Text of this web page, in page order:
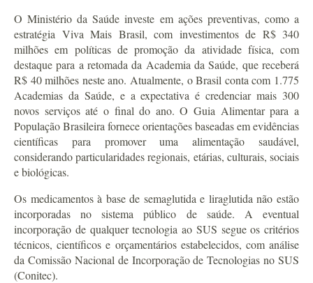
O Ministério da Saúde investe em ações preventivas, como a
estratégia Viva Mais Brasil, com investimentos de R$ 340
milhões em políticas de promoção da atividade física, com
destaque para a retomada da Academia da Saúde, que receberá
R$ 40 milhões neste ano. Atualmente, o Brasil conta com 1.775
Academias da Saúde, e a expectativa é credenciar mais 300
novos serviços até o final do ano. O Guia Alimentar para a
População Brasileira fornece orientações baseadas em evidências
científicas para promover uma alimentação saudável,
considerando particularidades regionais, etárias, culturais, sociais
e biológicas.
Os medicamentos à base de semaglutida e liraglutida não estão
incorporadas no sistema público de saúde. A eventual
incorporação de qualquer tecnologia ao SUS segue os critérios
técnicos, científicos e orçamentários estabelecidos, com análise
da Comissão Nacional de Incorporação de Tecnologias no SUS
(Conitec).